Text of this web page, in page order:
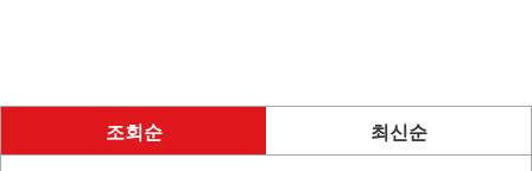
조회순 최신순